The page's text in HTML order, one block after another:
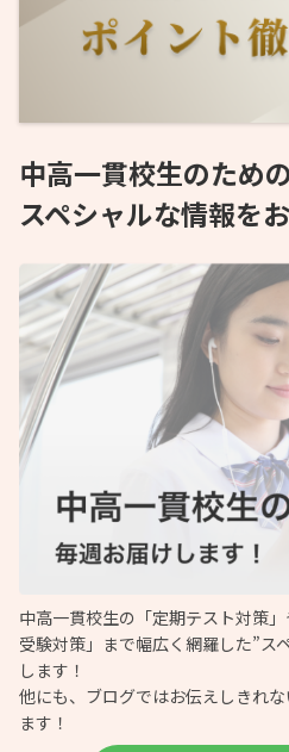
中高一貫校生のための
スペシャルな情報を
中高一貫校生の「定期テスト対策
受験対策」まで幅広く網羅した”ス
します！
他にも、ブログではお伝えしきれ
ます！